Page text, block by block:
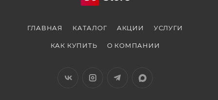
ГЛАВНАЯ КАТАЛОГ АКЦИИ УСЛУГИ
КАК КУПИТЬ О КОМПАНИИ